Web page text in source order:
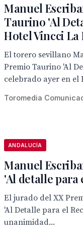
Manuel
Taurino 'Al
Hotel Vincci La
El torero sevillano
Premio Taurino 'Al
celebrado ayer en el
Toromedia
ANDALUCÍA
Manuel
'Al detalle para
El jurado del XX
'Al Detalle para el
unanimidad...